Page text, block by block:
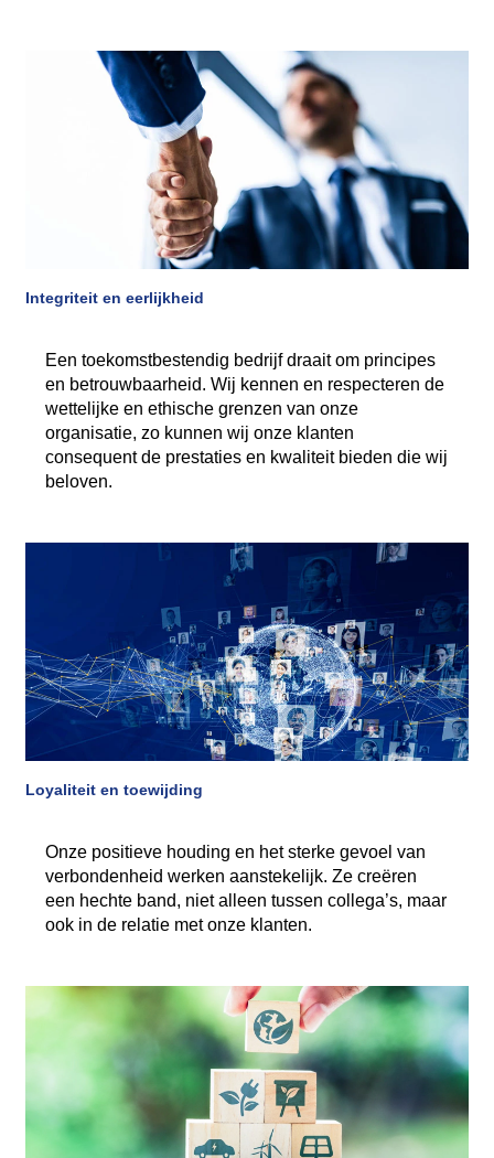
Integriteit en eerlijkheid
Een toekomstbestendig bedrijf draait om principes
en betrouwbaarheid. Wij kennen en respecteren de
wettelijke en ethische grenzen van onze
organisatie, zo kunnen wij onze klanten
consequent de prestaties en kwaliteit bieden die wij
beloven.
Loyaliteit en toewijding
Onze positieve houding en het sterke gevoel van
verbondenheid werken aanstekelijk. Ze creëren
een hechte band, niet alleen tussen collega’s, maar
ook in de relatie met onze klanten.